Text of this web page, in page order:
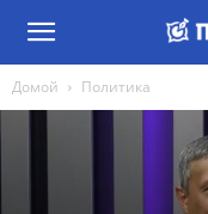
Домой Политика